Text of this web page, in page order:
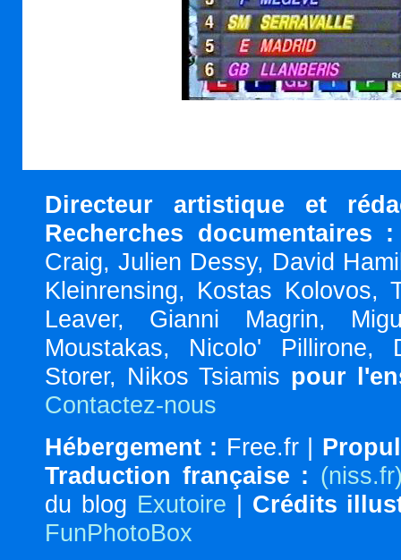
Directeur artistique et
Recherches documentaires :
Craig, Julien Dessy, David
Kleinrensing, Kostas Kolovos,
Leaver, Gianni Magrin,
Moustakas, Nicolo' Pillirone,
Storer, Nikos Tsiamis pour
Contactez-nous
Hébergement : Free.fr |
Traduction française :
du blog Exutoire | Crédits
FunPhotoBox